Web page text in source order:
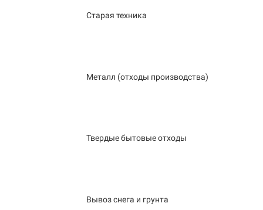
Старая техника
Металл (отходы производства)
Твердые бытовые отходы
Вывоз снега и грунта